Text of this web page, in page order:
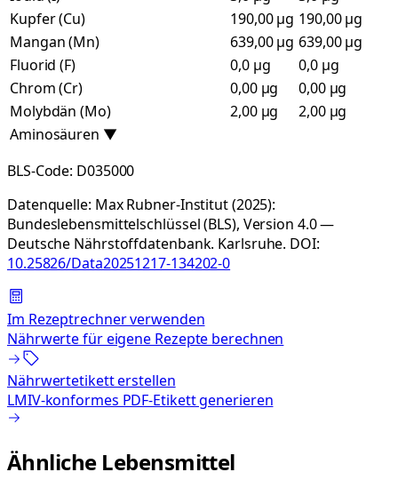
Kupfer (Cu)
190,00 µg 190,00 µg
Mangan (Mn)
639,00 µg 639,00 µg
Fluorid (F)
0,0 µg
0,0 µg
Chrom (Cr)
0,00 µg
0,00 µg
Molybdän (Mo)
2,00 µg
2,00 µg
Aminosäuren ▼
BLS-Code: D035000
Datenquelle: Max Rubner-Institut (2025):
Bundeslebensmittelschlüssel (BLS), Version 4.0 —
Deutsche Nährstoffdatenbank. Karlsruhe. DOI:
10.25826/Data20251217-134202-0
Im Rezeptrechner verwenden
Nährwerte für eigene Rezepte berechnen
Nährwertetikett erstellen
LMIV-konformes PDF-Etikett generieren
Ähnliche Lebensmittel